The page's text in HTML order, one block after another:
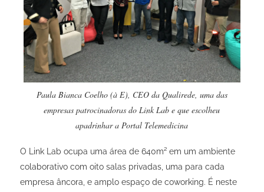
Paula Bianca Coelho (à E), CEO da Qualirede, uma das
empresas patrocinadoras do Link Lab e que escolheu
apadrinhar a Portal Telemedicina
O Link Lab ocupa uma área de 640m² em um ambiente
colaborativo com oito salas privadas, uma para cada
empresa âncora, e amplo espaço de coworking. É neste